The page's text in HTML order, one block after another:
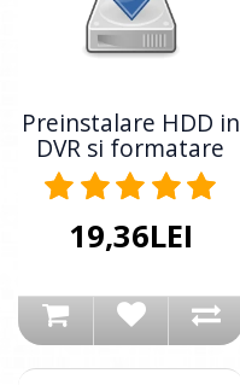
Preinstalare HDD in
DVR si formatare
19,36LEI